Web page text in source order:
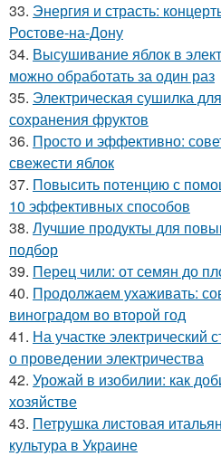
33. Энергия и страсть:
Ростове-на-Дону
34. Высушивание яблок в
можно обработать за один раз
35. Электрическая сушилка
сохранения фруктов
36. Просто и эффективно:
свежести яблок
37. Повысить потенцию с
10 эффективных способов
38. Лучшие продукты для
подбор
39. Перец чили: от семян до
40. Продолжаем ухаживать:
виноградом во второй год
41. На участке электрический
о проведении электричества
42. Урожай в изобилии: как
хозяйстве
43. Петрушка листовая
культура в Украине